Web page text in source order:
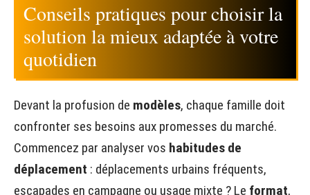
Conseils pratiques pour choisir la
solution la mieux adaptée à votre
quotidien
Devant la profusion de modèles, chaque famille doit
confronter ses besoins aux promesses du marché.
Commencez par analyser vos habitudes de
déplacement : déplacements urbains fréquents,
escapades en campagne ou usage mixte ? Le format,